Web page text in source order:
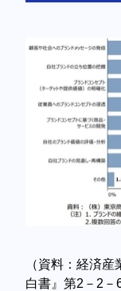
（資料：経済
白書』第2－2－6